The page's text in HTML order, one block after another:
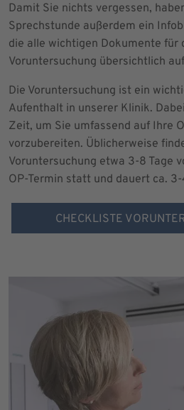
Damit Sie nichts vergessen,
Sprechstunde außerdem ein
die alle wichtigen Dokumente für
Voruntersuchung übersichtlich
Die Voruntersuchung ist ein
Aufenthalt in unserer Klinik.
Zeit, um Sie umfassend auf Ihre
vorzubereiten. Üblicherweise
Voruntersuchung etwa 3-8 Tage
OP-Termin statt und dauert ca.
CHECKLISTE